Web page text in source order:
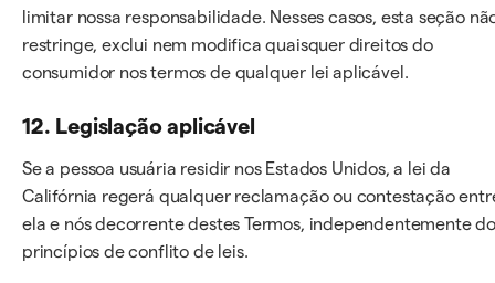
limitar nossa responsabilidade. Nesses casos, esta seção
restringe, exclui nem modifica quaisquer direitos do
consumidor nos termos de qualquer lei aplicável.
12. Legislação aplicável
Se a pessoa usuária residir nos Estados Unidos, a lei da
Califórnia regerá qualquer reclamação ou contestação
ela e nós decorrente destes Termos, independentemente
princípios de conflito de leis.